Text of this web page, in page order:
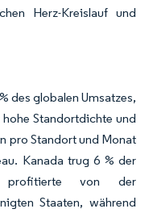
Herz-Kreislauf und
des globalen Umsatzes,
Standortdichte und
pro Standort und Monat
Kanada trug 6 % der
von der
Staaten, während